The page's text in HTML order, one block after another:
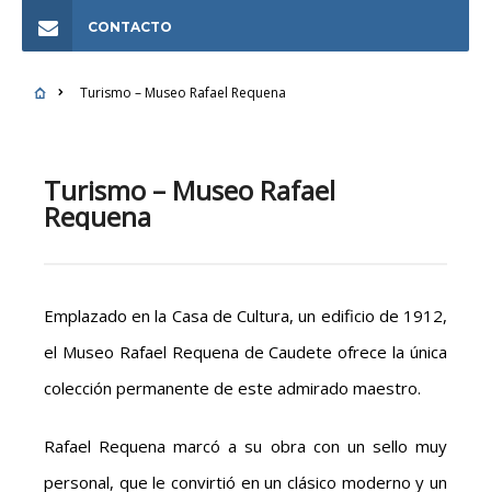
CONTACTO
Turismo – Museo Rafael Requena
Turismo – Museo Rafael
Requena
Emplazado en la Casa de Cultura, un edificio de 1912,
el Museo Rafael Requena de Caudete ofrece la única
colección permanente de este admirado maestro.
Rafael Requena marcó a su obra con un sello muy
personal, que le convirtió en un clásico moderno y un